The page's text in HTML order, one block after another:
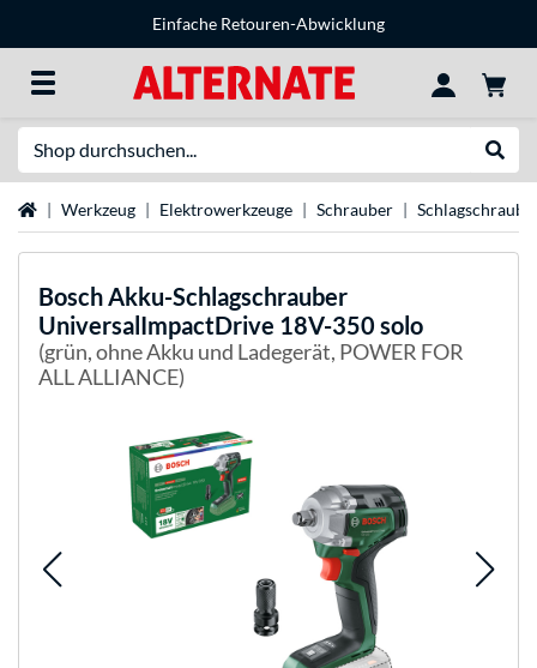
Einfache Retouren-Abwicklung
StartseiteWerkzeug Elektrowerkzeuge Schrauber
BoschAkku-Schlagschrauber
UniversalImpactDrive 18V-350 solo
(grün, ohne Akku und Ladegerät, POWER FOR
ALL ALLIANCE)